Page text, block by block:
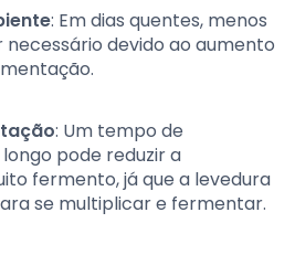
: Em dias quentes, menos
devido ao aumento
: Um tempo de
pode reduzir a
fermento, já que a levedura
se multiplicar e fermentar.